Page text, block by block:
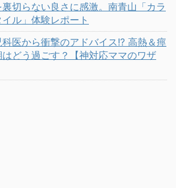
裏切らない良さに感激。南青山「カラ
ル」体験レポート
科医から衝撃のアドバイス!? 高熱＆痙
どう過ごす？【神対応ママのワザ